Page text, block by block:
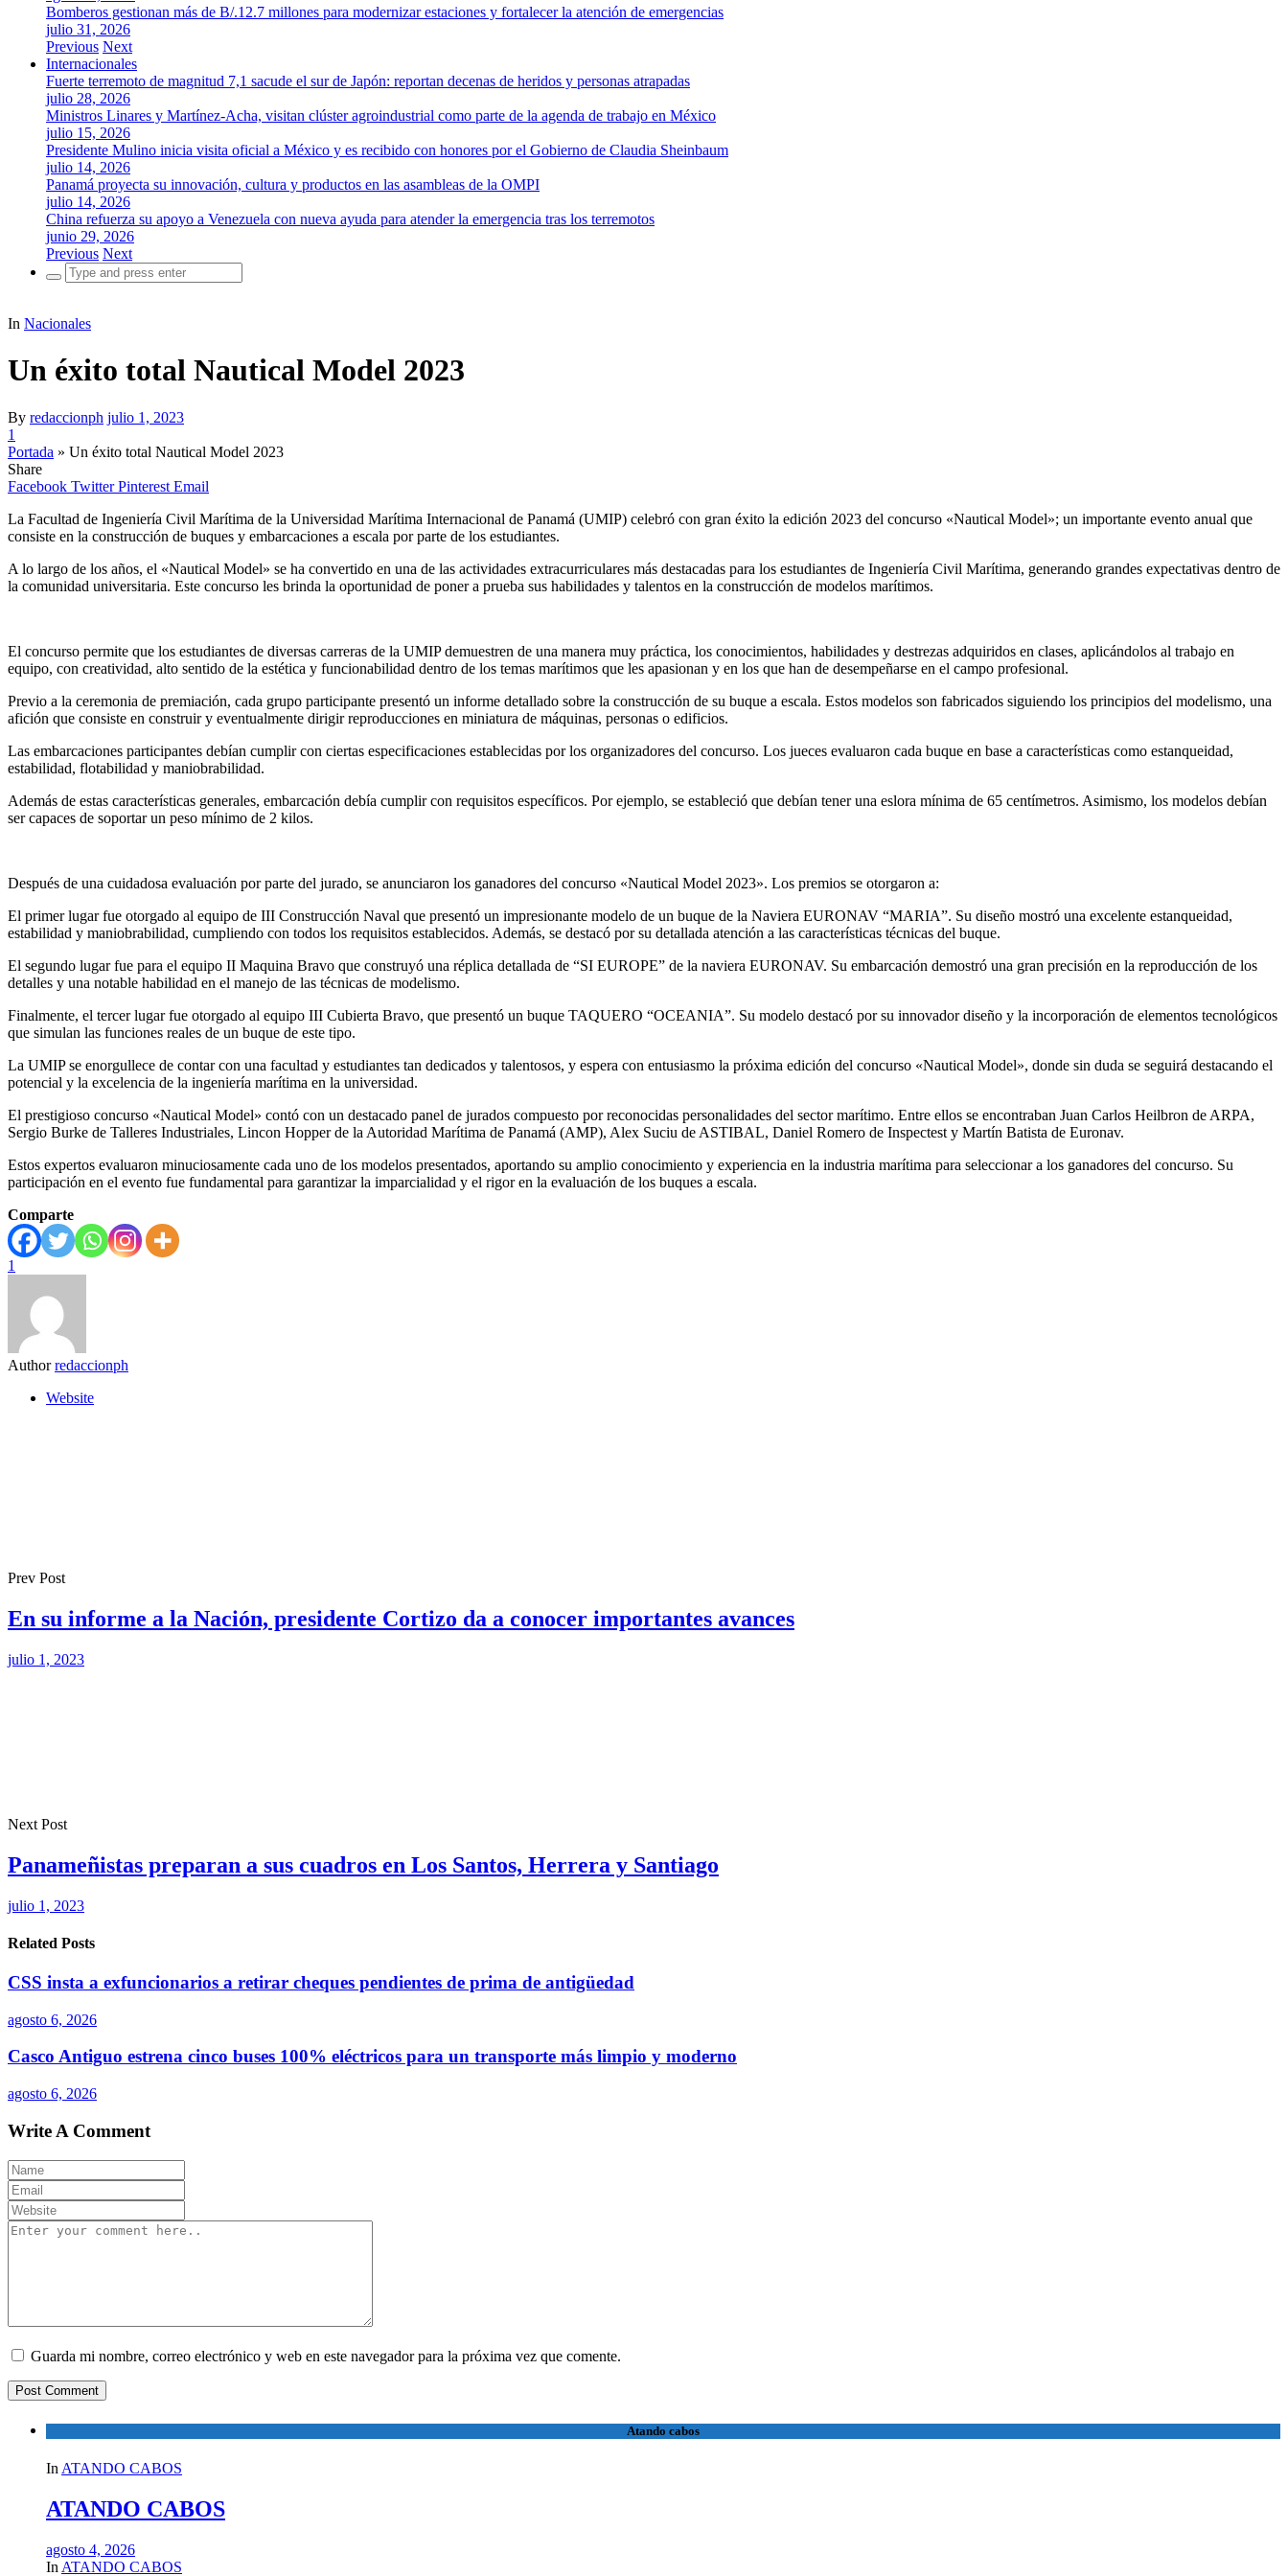
Bomberos gestionan más de B/.12.7 millones para modernizar estaciones y fortalecer la atención de emergencias
julio 31, 2026
Previous Next
Internacionales
Fuerte terremoto de magnitud 7,1 sacude el sur de Japón: reportan decenas de heridos y personas atrapadas
julio 28, 2026
Ministros Linares y Martínez-Acha, visitan clúster agroindustrial como parte de la agenda de trabajo en México
julio 15, 2026
Presidente Mulino inicia visita oficial a México y es recibido con honores por el Gobierno de Claudia Sheinbaum
julio 14, 2026
Panamá proyecta su innovación, cultura y productos en las asambleas de la OMPI
julio 14, 2026
China refuerza su apoyo a Venezuela con nueva ayuda para atender la emergencia tras los terremotos
junio 29, 2026
Previous Next
Search
for:
In Nacionales
Un éxito total Nautical Model 2023
By redaccionph julio 1, 2023
1
Portada » Un éxito total Nautical Model 2023
Share
Facebook Twitter Pinterest Email
La Facultad de Ingeniería Civil Marítima de la Universidad Marítima Internacional de Panamá (UMIP) celebró con gran éxito la edición 2023 del concurso «Nautical Model»; un importante evento anual que
consiste en la construcción de buques y embarcaciones a escala por parte de los estudiantes.
A lo largo de los años, el «Nautical Model» se ha convertido en una de las actividades extracurriculares más destacadas para los estudiantes de Ingeniería Civil Marítima, generando grandes expectativas dentro de
la comunidad universitaria. Este concurso les brinda la oportunidad de poner a prueba sus habilidades y talentos en la construcción de modelos marítimos.
El concurso permite que los estudiantes de diversas carreras de la UMIP demuestren de una manera muy práctica, los conocimientos, habilidades y destrezas adquiridos en clases, aplicándolos al trabajo en
equipo, con creatividad, alto sentido de la estética y funcionabilidad dentro de los temas marítimos que les apasionan y en los que han de desempeñarse en el campo profesional.
Previo a la ceremonia de premiación, cada grupo participante presentó un informe detallado sobre la construcción de su buque a escala. Estos modelos son fabricados siguiendo los principios del modelismo, una
afición que consiste en construir y eventualmente dirigir reproducciones en miniatura de máquinas, personas o edificios.
Las embarcaciones participantes debían cumplir con ciertas especificaciones establecidas por los organizadores del concurso. Los jueces evaluaron cada buque en base a características como estanqueidad,
estabilidad, flotabilidad y maniobrabilidad.
Además de estas características generales, embarcación debía cumplir con requisitos específicos. Por ejemplo, se estableció que debían tener una eslora mínima de 65 centímetros. Asimismo, los modelos debían
ser capaces de soportar un peso mínimo de 2 kilos.
Después de una cuidadosa evaluación por parte del jurado, se anunciaron los ganadores del concurso «Nautical Model 2023». Los premios se otorgaron a:
El primer lugar fue otorgado al equipo de III Construcción Naval que presentó un impresionante modelo de un buque de la Naviera EURONAV “MARIA”. Su diseño mostró una excelente estanqueidad,
estabilidad y maniobrabilidad, cumpliendo con todos los requisitos establecidos. Además, se destacó por su detallada atención a las características técnicas del buque.
El segundo lugar fue para el equipo II Maquina Bravo que construyó una réplica detallada de “SI EUROPE” de la naviera EURONAV. Su embarcación demostró una gran precisión en la reproducción de los
detalles y una notable habilidad en el manejo de las técnicas de modelismo.
Finalmente, el tercer lugar fue otorgado al equipo III Cubierta Bravo, que presentó un buque TAQUERO “OCEANIA”. Su modelo destacó por su innovador diseño y la incorporación de elementos tecnológicos
que simulan las funciones reales de un buque de este tipo.
La UMIP se enorgullece de contar con una facultad y estudiantes tan dedicados y talentosos, y espera con entusiasmo la próxima edición del concurso «Nautical Model», donde sin duda se seguirá destacando el
potencial y la excelencia de la ingeniería marítima en la universidad.
El prestigioso concurso «Nautical Model» contó con un destacado panel de jurados compuesto por reconocidas personalidades del sector marítimo. Entre ellos se encontraban Juan Carlos Heilbron de ARPA,
Sergio Burke de Talleres Industriales, Lincon Hopper de la Autoridad Marítima de Panamá (AMP), Alex Suciu de ASTIBAL, Daniel Romero de Inspectest y Martín Batista de Euronav.
Estos expertos evaluaron minuciosamente cada uno de los modelos presentados, aportando su amplio conocimiento y experiencia en la industria marítima para seleccionar a los ganadores del concurso. Su
participación en el evento fue fundamental para garantizar la imparcialidad y el rigor en la evaluación de los buques a escala.
Comparte
1
Author redaccionph
Website
Prev Post
En su informe a la Nación, presidente Cortizo da a conocer importantes avances
julio 1, 2023
Next Post
Panameñistas preparan a sus cuadros en Los Santos, Herrera y Santiago
julio 1, 2023
Related Posts
CSS insta a exfuncionarios a retirar cheques pendientes de prima de antigüedad
agosto 6, 2026
Casco Antiguo estrena cinco buses 100% eléctricos para un transporte más limpio y moderno
agosto 6, 2026
Write A Comment
Guarda mi nombre, correo electrónico y web en este navegador para la próxima vez que comente.
Atando cabos
In ATANDO CABOS
ATANDO CABOS
agosto 4, 2026
In ATANDO CABOS